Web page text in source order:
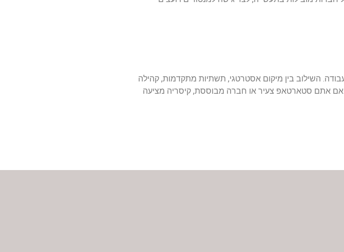
השילוב בין מיקום אסטרטגי, תשתיות מתקדמות, קהילה
אם אתם סטארטאפ צעיר או חברה מבוססת, קיסריה מציעה